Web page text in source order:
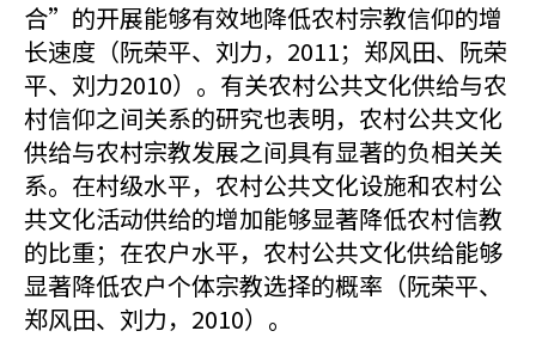
合”的开展能够有效地降低农村宗教信仰的增
长速度（阮荣平、刘力，2011；郑风田、阮荣
平、刘力2010）。有关农村公共文化供给与农
村信仰之间关系的研究也表明，农村公共文化
供给与农村宗教发展之间具有显著的负相关关
系。在村级水平，农村公共文化设施和农村公
共文化活动供给的增加能够显著降低农村信教
的比重；在农户水平，农村公共文化供给能够
显著降低农户个体宗教选择的概率（阮荣平、
郑风田、刘力，2010）。